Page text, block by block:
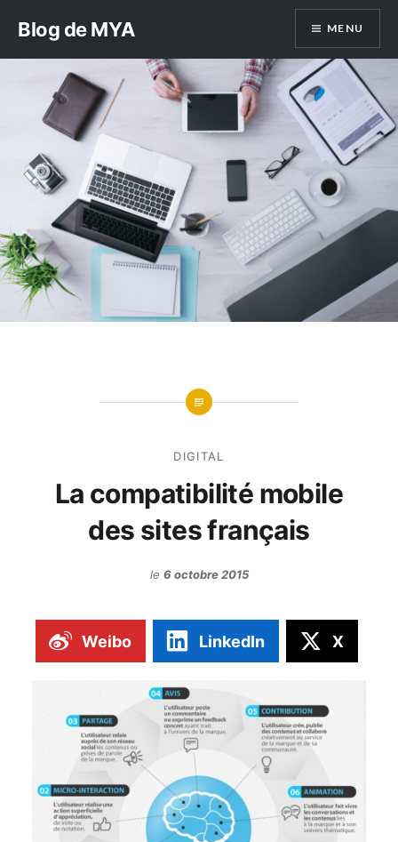
contenu
Blog de MYA MENU
DIGITAL
La compatibilité mobile
des sites français
le 6 octobre 2015
Weibo LinkedIn X